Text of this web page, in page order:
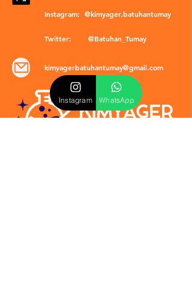
Instagram: @kimyager.batuhantumay
Twitter: @Batuhan_Tumay
kimyagerbatuhantumay@gmail.com
Instagram WhatsApp